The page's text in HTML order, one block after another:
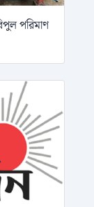
পরিমাণ